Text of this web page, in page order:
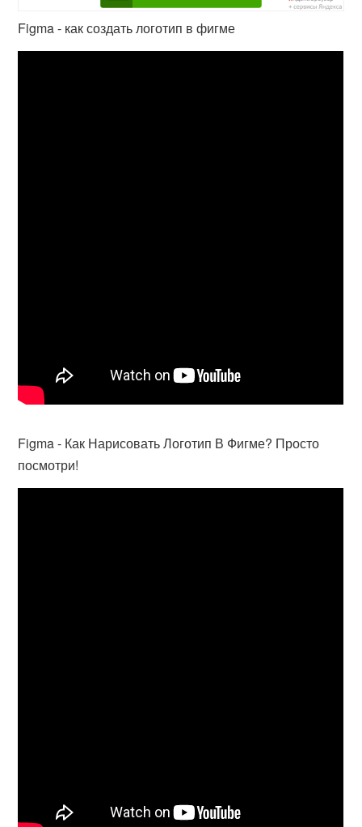
Figma - как создать логотип в фигме
Figma - Как Нарисовать Логотип В Фигме? Просто
посмотри!